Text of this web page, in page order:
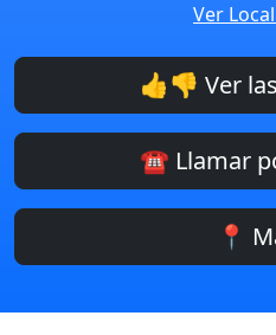
Ver
👍👎 Ver
☎️ Llamar
📍